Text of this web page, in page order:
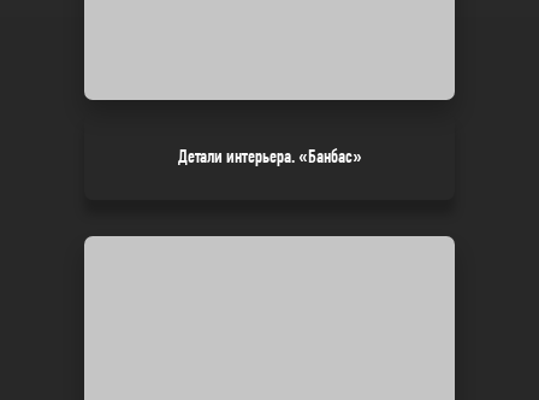
Детали интерьера. «Банбас»